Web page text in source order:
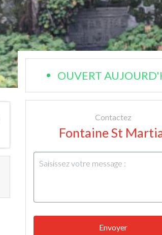
OUVERT
Contactez
Fontaine St
Envoyer